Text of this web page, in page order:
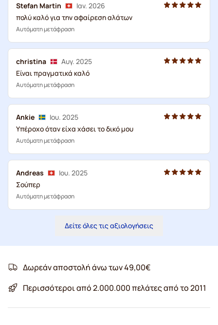
Stefan Martin
Ιαν. 2026
πολύ καλό για την αφαίρεση αλάτων
Αυτόματη μετάφραση
christina
Αυγ. 2025
Είναι πραγματικά καλό
Αυτόματη μετάφραση
Ankie
Ιου. 2025
Υπέροχο όταν είχα χάσει το δικό μου
Αυτόματη μετάφραση
Andreas
Ιου. 2025
Σούπερ
Αυτόματη μετάφραση
Δείτε όλες τις αξιολογήσεις
Δωρεάν αποστολή άνω των 49,00€
Περισσότεροι από 2.000.000 πελάτες από το 2011